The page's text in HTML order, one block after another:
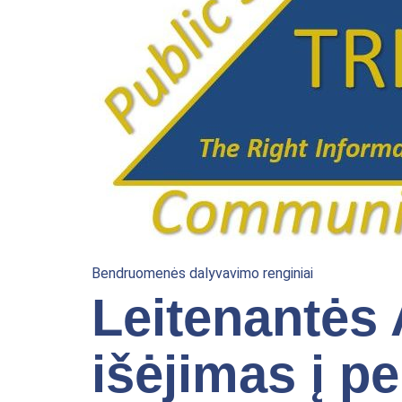
Bendruomenės dalyvavimo renginiai
Leitenantės
išėjimas į